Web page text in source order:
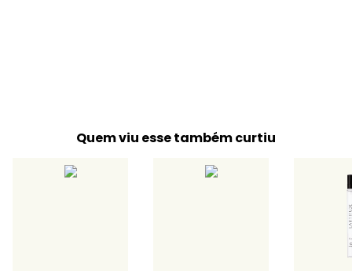
Quem viu esse também curtiu